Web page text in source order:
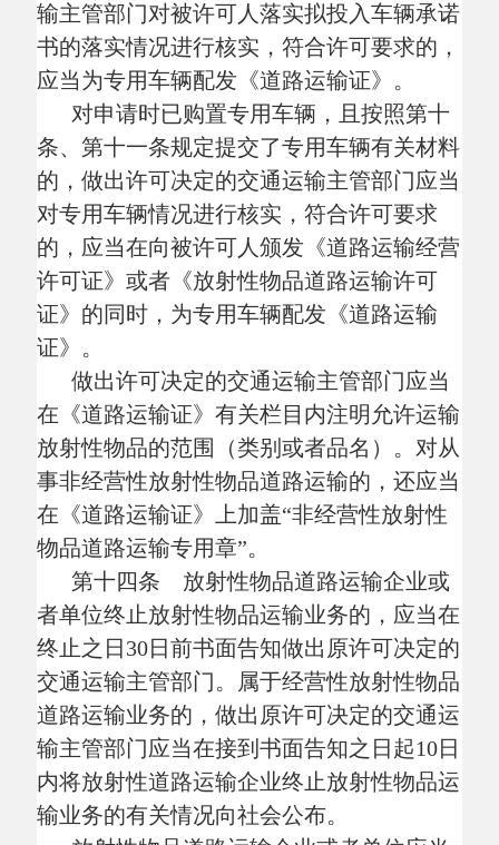
在终止放射性物品运输业务之日起10日内将
相关许可证件缴回原发证机关。
第三章 专用车辆、设备管理
第十五条 放射性物品道路运输企业或
者单位应当按照有关车辆及设备管理的标准
和规定，维护、检测、使用和管理专用车辆
和设备，确保专用车辆和设备技术状况良
好。
第十六条 设区的市级交通运输主管部
门应当按照《道路运输车辆技术管理规定》
的规定定期对专用车辆是否符合第七条、第
八条规定的许可条件进行审验，每年审验一
次。
第十七条 设区的市级交通运输主管部
门应当对监测仪器定期检定合格证明和专用
车辆投保危险货物承运人责任险情况进行检
查。检查可以结合专用车辆定期审验的频率
一并进行。
第十八条 禁止使用报废的、擅自改装
的、检测不合格的或者其他不符合国家规定
要求的车辆、设备从事放射性物品道路运输
活动。
第十九条 禁止专用车辆用于非放射性
物品运输，但集装箱运输车（包括牵引车、
挂车）、甩挂运输的牵引车以及运输放射性
药品的专用车辆除外。